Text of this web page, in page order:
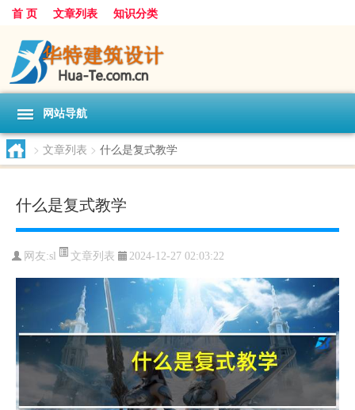
首 页 文章列表 知识分类
网站导航
> 文章列表 > 什么是复式教学
什么是复式教学
网友:sl 文章列表 2024-12-27 02:03:22